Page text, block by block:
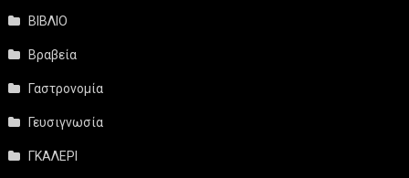
ΒΙΒΛΙΟ
Βραβεία
Γαστρονομία
Γευσιγνωσία
ΓΚΑΛΕΡΙ